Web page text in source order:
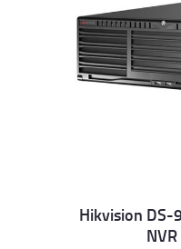
Details
Hikvision DS-
NVR